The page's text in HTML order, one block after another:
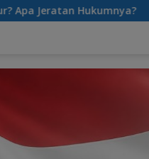
Tarif Parkir Mahal ?